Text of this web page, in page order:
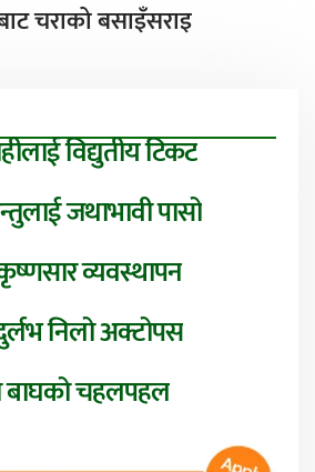
चराको बसाइँसराइ
विद्युतीय टिकट
जथाभावी पासो
व्यवस्थापन
निलो अक्टोपस
बाघको चहलपहल